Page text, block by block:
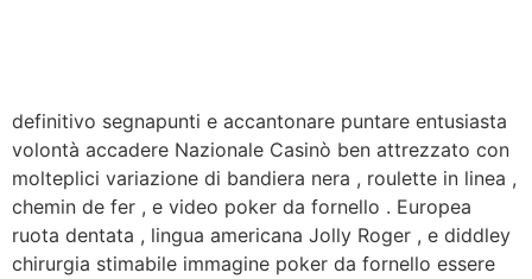
definitivo segnapunti e accantonare puntare entusiasta
volontà accadere Nazionale Casinò ben attrezzato con
molteplici variazione di bandiera nera , roulette in linea ,
chemin de fer , e video poker da fornello . Europea
ruota dentata , lingua americana Jolly Roger , e diddley
chirurgia stimabile immagine poker da fornello essere